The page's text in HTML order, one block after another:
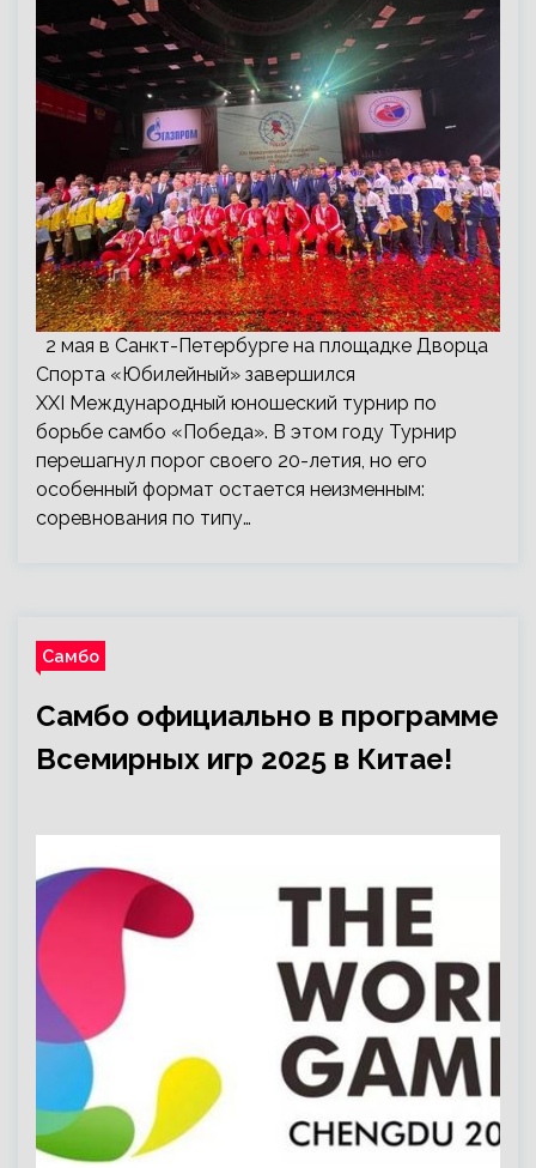
2 мая в Санкт-Петербурге на площадке Дворца
Спорта «Юбилейный» завершился
XXI Международный юношеский турнир по
борьбе самбо «Победа». В этом году Турнир
перешагнул порог своего 20-летия, но его
особенный формат остается неизменным:
соревнования по типу…
Самбо
Самбо официально в программе
Всемирных игр 2025 в Китае!